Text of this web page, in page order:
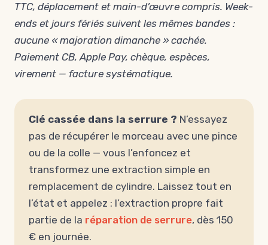
TTC, déplacement et main-d’œuvre compris. Week-
ends et jours fériés suivent les mêmes bandes :
aucune « majoration dimanche » cachée.
Paiement CB, Apple Pay, chèque, espèces,
virement — facture systématique.
Clé cassée dans la serrure ? N’essayez
pas de récupérer le morceau avec une pince
ou de la colle — vous l’enfoncez et
transformez une extraction simple en
remplacement de cylindre. Laissez tout en
l’état et appelez : l’extraction propre fait
partie de la réparation de serrure, dès 150
€ en journée.